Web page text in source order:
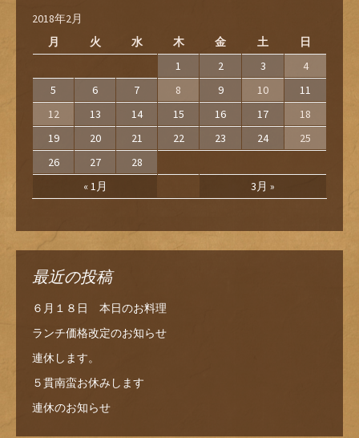
2018年2月
月
火 水 木 金 土 日
« 1月 3月 »
1 2 3
4
5
6 7 8 9 10
11
12
13 14 15 16 17
18
19
20 21 22 23 24
25
26
27 28
最近の投稿
６月１８日 本日のお料理
ランチ価格改定のお知らせ
連休します。
５貫南蛮お休みします
連休のお知らせ